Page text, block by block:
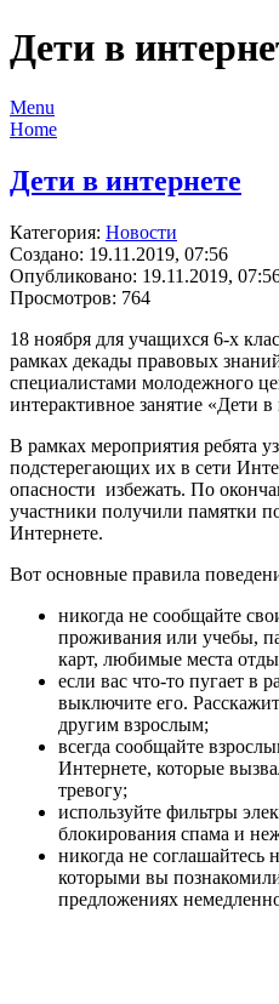
Дети в
Menu
Home
Дети в интернете
Категория: Новости
Создано: 19.11.2019, 07:56
Опубликовано: 19.11.2019,
Просмотров: 764
18 ноября для учащихся 6-х
рамках декады правовых
специалистами молодежного
интерактивное занятие «Дети в
В рамках мероприятия ребята
подстерегающих их в сети
опасности избежать. По
участники получили памятки
Интернете.
Вот основные правила
никогда не сообщайте
проживания или учебы,
карт, любимые места
если вас что-то пугает в
выключите его.
другим взрослым;
всегда сообщайте
Интернете, которые
тревогу;
используйте фильтры
блокирования спама и
никогда не
которыми вы
предложениях